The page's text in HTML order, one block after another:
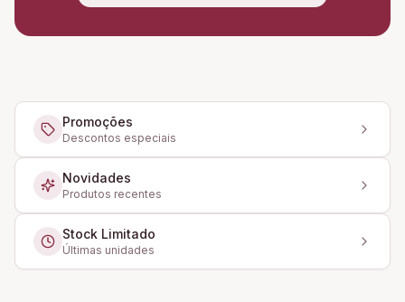
Promoções
Descontos especiais
Novidades
Produtos recentes
Stock Limitado
Últimas unidades